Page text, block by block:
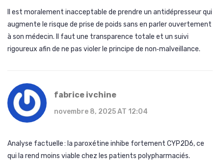
Il est moralement inacceptable de prendre un antidépresseur qui
augmente le risque de prise de poids sans en parler ouvertement
à son médecin. Il faut une transparence totale et un suivi
rigoureux afin de ne pas violer le principe de non‑malveillance.
fabrice ivchine
novembre 8, 2025 AT 12:04
Analyse factuelle : la paroxétine inhibe fortement CYP2D6, ce
qui la rend moins viable chez les patients polypharmaciés.